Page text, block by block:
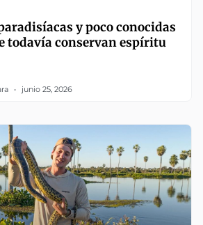
y poco conocidas
todavía conservan espíritu
junio 25, 2026